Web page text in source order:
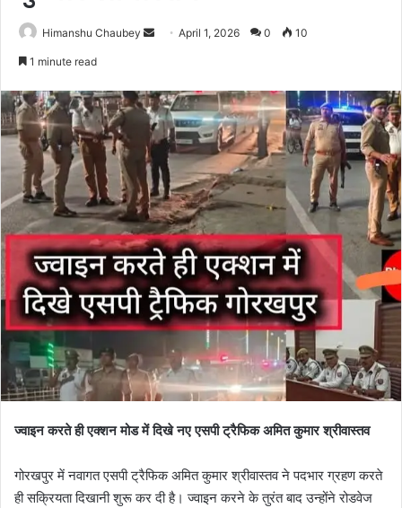
Himanshu Chaubey April 1, 2026 0 10
1 minute read
ज्वाइन करते ही एक्शन मोड में दिखे नए एसपी ट्रैफिक अमित कुमार श्रीवास्तव
गोरखपुर में नवागत एसपी ट्रैफिक अमित कुमार श्रीवास्तव ने पदभार ग्रहण करते
ही सक्रियता दिखानी शुरू कर दी है। ज्वाइन करने के तुरंत बाद उन्होंने रोडवेज